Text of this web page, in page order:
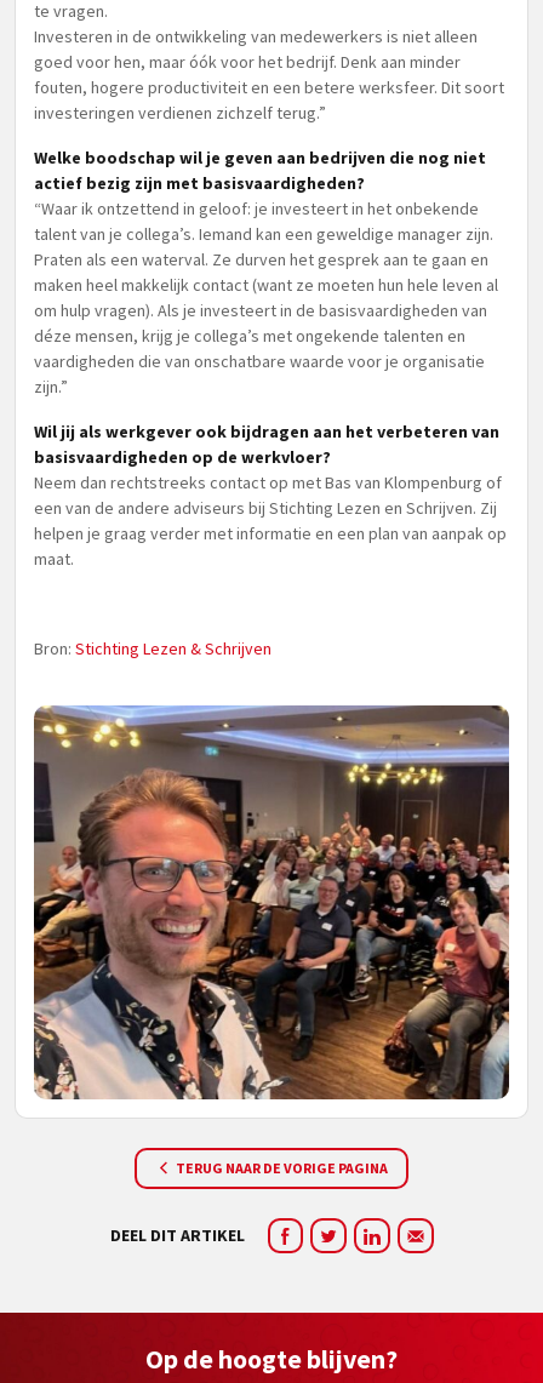
te vragen.
Investeren in de ontwikkeling van medewerkers is niet alleen
goed voor hen, maar óók voor het bedrijf. Denk aan minder
fouten, hogere productiviteit en een betere werksfeer. Dit soort
investeringen verdienen zichzelf terug.”
Welke boodschap wil je geven aan bedrijven die nog niet
actief bezig zijn met basisvaardigheden?
“Waar ik ontzettend in geloof: je investeert in het onbekende
talent van je collega’s. Iemand kan een geweldige manager zijn.
Praten als een waterval. Ze durven het gesprek aan te gaan en
maken heel makkelijk contact (want ze moeten hun hele leven al
om hulp vragen). Als je investeert in de basisvaardigheden van
déze mensen, krijg je collega’s met ongekende talenten en
vaardigheden die van onschatbare waarde voor je organisatie
zijn.”
Wil jij als werkgever ook bijdragen aan het verbeteren van
basisvaardigheden op de werkvloer?
Neem dan rechtstreeks contact op met Bas van Klompenburg of
een van de andere adviseurs bij Stichting Lezen en Schrijven. Zij
helpen je graag verder met informatie en een plan van aanpak op
maat.
Bron: Stichting Lezen & Schrijven
TERUG NAAR DE VORIGE PAGINA
DEEL DIT ARTIKEL
Op de hoogte blijven?